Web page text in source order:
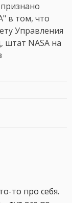
в том, что
Управления
штат NASA на
то про себя.